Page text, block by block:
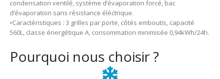
condensation ventilé, système d’évaporation forcé, bac
d’évaporation sans résistance éléctrique.
•Caractéristiques : 3 grilles par porte, côtés emboutis, capacité
560L, classe énergétique A, consommation minimisée 0,94kWh/24h.
Pourquoi nous choisir ?